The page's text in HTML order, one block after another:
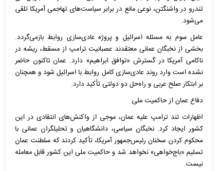
تندرو در واشنگتن، نوعی مانع در برابر سیاست‌های تهاجمی آمریکا تلقی
می‌شود.
عامل سوم به مسئله اسرائیل و پروژه عادی‌سازی روابط بازمی‌گردد.
بخشی از نخبگان عمانی معتقدند عصبانیت ترامپ از مسقط، ریشه در
ناکامی آمریکا در گسترش «توافق ابراهیم» دارد. عمان تاکنون حاضر
نشده است وارد روند عادی‌سازی کامل روابط با اسرائیل شود و همچنان
بر ابتکار صلح عربی و راه‌حل دو دولتی تأکید دارد.
دفاع عمان از حاکمیت ملی
اظهارات تند ترامپ علیه عمان، موجی از واکنش‌های انتقادی در این
کشور ایجاد کرد. نخبگان سیاسی، دانشگاهیان و تحلیلگران عمانی با
محکوم کردن سخنان رئیس‌جمهور آمریکا، تأکید کردند که سلطنت عمان
تسلیم «باج‌خواهی» نخواهد شد و حاکمیت ملی این کشور قابل معامله
نیست.